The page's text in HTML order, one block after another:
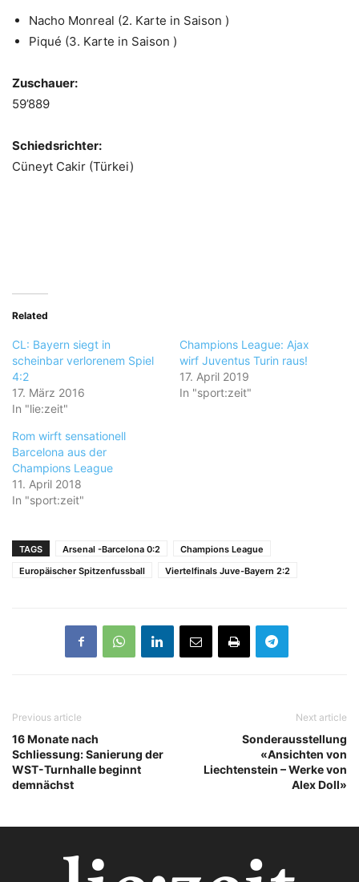
Nacho Monreal (2. Karte in Saison )
Piqué (3. Karte in Saison )
Zuschauer:
59’889
Schiedsrichter:
Cüneyt Cakir (Türkei)
Related
CL: Bayern siegt in
scheinbar verlorenem Spiel
4:2
17. März 2016
In "lie:zeit"
Champions League: Ajax
wirf Juventus Turin raus!
17. April 2019
In "sport:zeit"
Rom wirft sensationell
Barcelona aus der
Champions League
11. April 2018
In "sport:zeit"
TAGS Arsenal -Barcelona 0:2
Champions League
Europäischer Spitzenfussball
Viertelfinals Juve-Bayern 2:2
Previous article
16 Monate nach
Schliessung: Sanierung der
WST-Turnhalle beginnt
demnächst
Next article
Sonderausstellung
«Ansichten von
Liechtenstein – Werke von
Alex Doll»